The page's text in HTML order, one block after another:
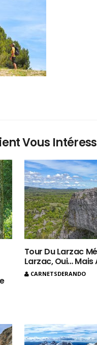
Vous
Tour Du Larzac
Larzac, Oui…
CARNETSDERANDO